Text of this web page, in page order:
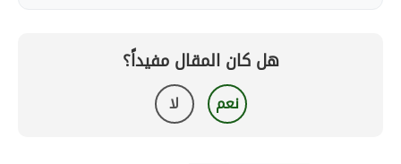
هل كان المقال مفيداً؟
نعم لا